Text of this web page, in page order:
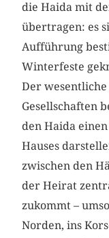
die Haida mit
übertragen: es
Aufführung
Winterfeste
Der
Gesellschaften
den Haida
Hauses
zwischen den
der Heirat
zukommt –
Norden, ins